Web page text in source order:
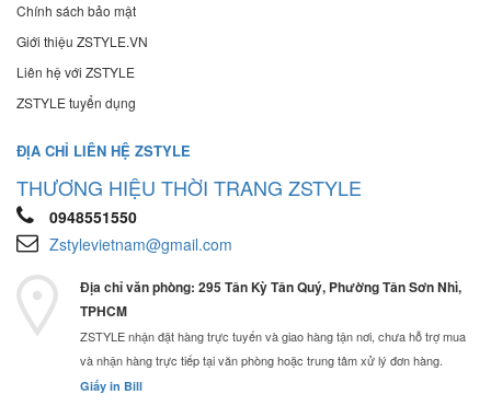
Chính sách bảo mật
Giới thiệu ZSTYLE.VN
Liên hệ với ZSTYLE
ZSTYLE tuyển dụng
ĐỊA CHỈ LIÊN HỆ ZSTYLE
THƯƠNG HIỆU THỜI TRANG ZSTYLE
0948551550
Zstylevietnam@gmail.com
Địa chỉ văn phòng: 295 Tân Kỳ Tân Quý, Phường Tân Sơn Nhì,
TPHCM
ZSTYLE nhận đặt hàng trực tuyến và giao hàng tận nơi, chưa hỗ trợ mua
và nhận hàng trực tiếp tại văn phòng hoặc trung tâm xử lý đơn hàng.
Giấy in Bill